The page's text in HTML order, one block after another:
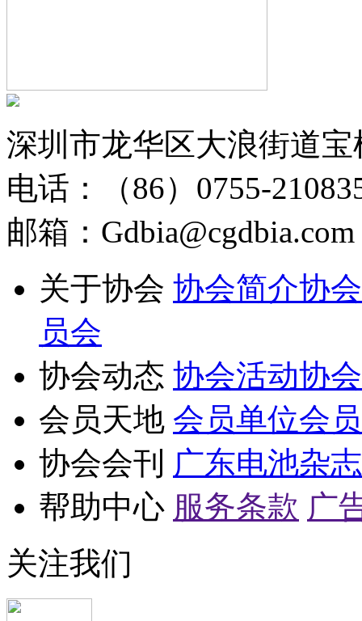
深圳市龙华区大浪街道
电话：（86）0755-
邮箱：Gdbia@cgdbia.com
关于协会 协会简介协
员会
协会动态 协会活动协
会员天地 会员单位会
协会会刊 广东电池杂志
帮助中心 服务条款 广
关注我们